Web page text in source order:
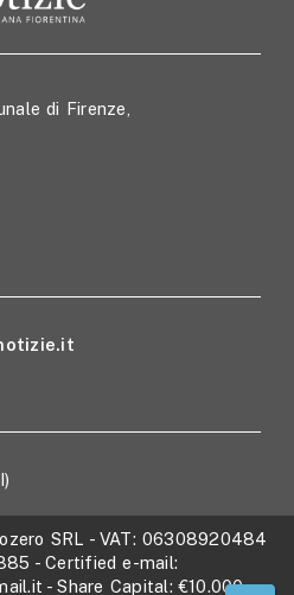
di Firenze,
SRL - VAT: 06308920484
- Certified e-mail:
- Share Capital:€10.000